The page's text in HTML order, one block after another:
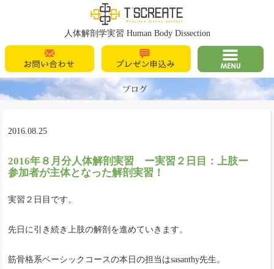
T's Create
人体解剖学実習 Human Body Dissection
お問い合わせ
プレゼン申込
み
MENU
2016.08.25
2016年８月分人体解剖実習 ー実習２日目：上肢ー
参加者が主体となった解剖実習！
実習２日目です。
先日に引き続き上肢の解剖を進めていきます。
筋骨格系ベーシックコースの本日の担当はsasanthy先生。